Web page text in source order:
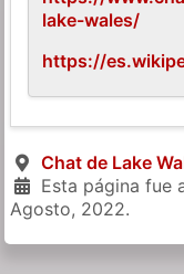
lake-wales/
https://
Chat de Lake
Esta página fue
Agosto, 2022.